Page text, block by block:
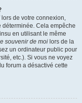
lors de votre connexion,
Cela empêche
en utilisant le même
souvenir de moi lors de la
un ordinateur public pour
etc.). Si vous ne voyez
forum a désactivé cette